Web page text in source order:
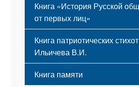
Книга «История Русской
от первых лиц»
Книга патриотических
Ильичева В.И.
Книга памяти